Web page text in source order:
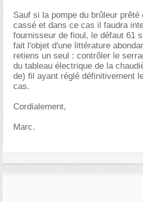
Sauf si la pompe du brûleur prêté
cassé et dans ce cas il faudra
fournisseur de fioul, le défaut 61
fait l'objet d'une littérature
retiens un seul : contrôler le
du tableau électrique de la
de) fil ayant réglé définitivement
cas.
Cordialement,
Marc.